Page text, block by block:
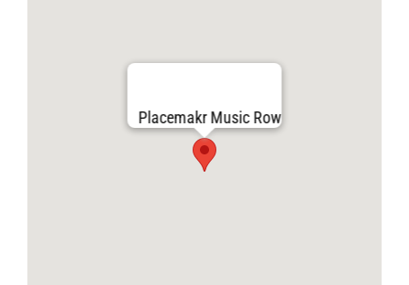
Placemakr Music Row